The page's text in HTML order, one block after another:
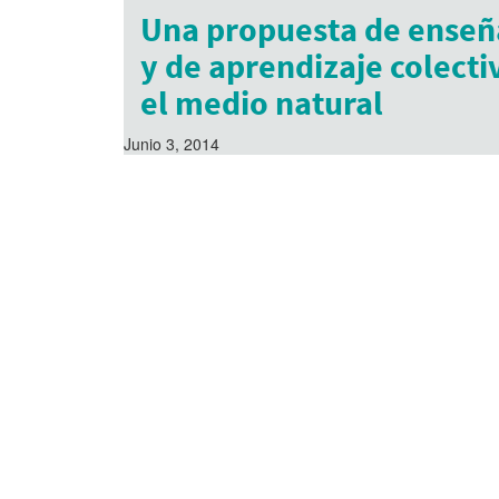
Una propuesta de
y de aprendizaje
el medio natural
Junio 3, 2014